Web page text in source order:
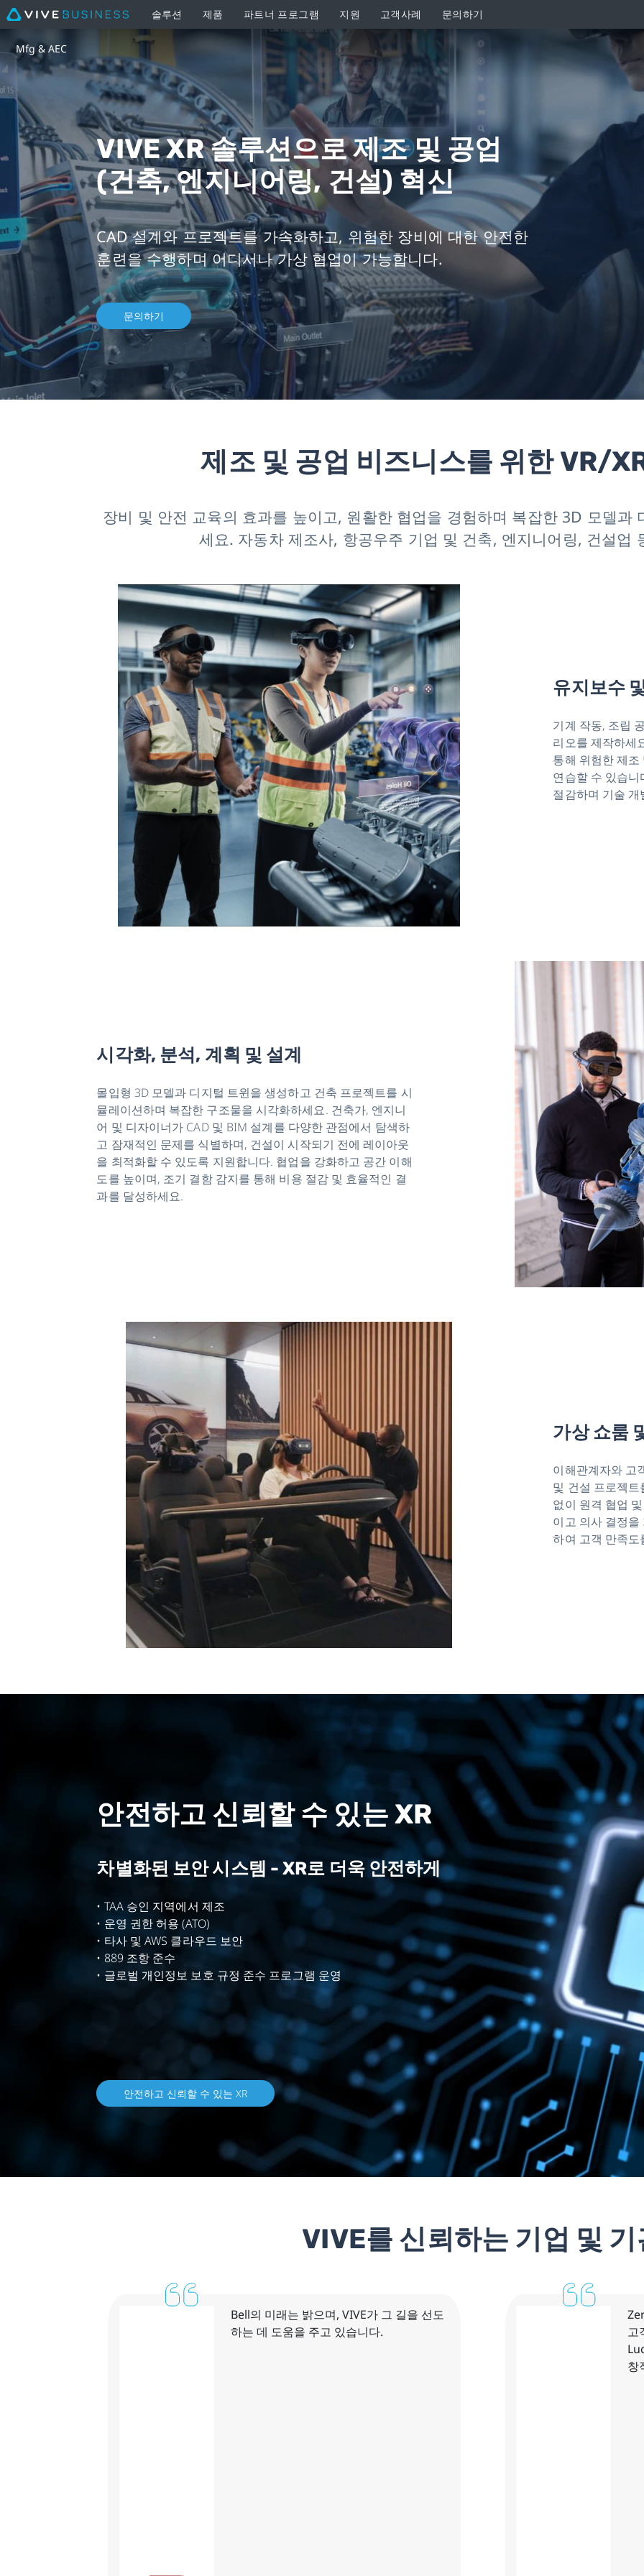
VIVE
XR
솔
루
션
으
로
제
조
및
공
Business
솔루션 제품 파트너 프로그램 지원 고객사례 문의하기
Mfg & AEC
VIVE XR 솔루션으로 제조 및 공업
(건축, 엔지니어링, 건설) 혁신
CAD 설계와 프로젝트를 가속화하고, 위험한 장비에 대한 안전한
훈련을 수행하며 어디서나 가상 협업이 가능합니다.
문의하기
제조 및 공업 비즈니스를 위한 VR/
장비 및 안전 교육의 효과를 높이고, 원활한 협업을 경험하며 복잡한 3D 모델과
세요. 자동차 제조사, 항공우주 기업 및 건축, 엔지니어링, 건설업
유지보수
기계 작동, 조립
리오를 제작하세
통해 위험한 제
연습할 수 있습
절감하며 기술
시각화, 분석, 계획 및 설계
몰입형 3D 모델과 디지털 트윈을 생성하고 건축 프로젝트를 시
뮬레이션하며 복잡한 구조물을 시각화하세요. 건축가, 엔지니
어 및 디자이너가 CAD 및 BIM 설계를 다양한 관점에서 탐색하
고 잠재적인 문제를 식별하며, 건설이 시작되기 전에 레이아웃
을 최적화할 수 있도록 지원합니다. 협업을 강화하고 공간 이해
도를 높이며, 조기 결함 감지를 통해 비용 절감 및 효율적인 결
과를 달성하세요.
가상 쇼룸
이해관계자와 고
및 건설 프로젝
없이 원격 협업
이고 의사 결정
하여 고객 만족
안전하고 신뢰할 수 있는 XR
차별화된 보안 시스템 - XR로 더욱 안전하게
• TAA 승인 지역에서 제조
• 운영 권한 허용 (ATO)
• 타사 및 AWS 클라우드 보안
• 889 조항 준수
• 글로벌 개인정보 보호 규정 준수 프로그램 운영
안전하고 신뢰할 수 있는 XR
VIVE를 신뢰하는 기업 및 기
Bell의 미래는 밝으며, VIVE가 그 길을 선도
하는 데 도움을 주고 있습니다.
고
창